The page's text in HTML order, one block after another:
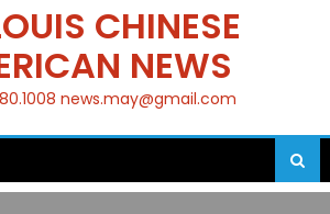
CHINESE
NEWS
news.may@gmail.com